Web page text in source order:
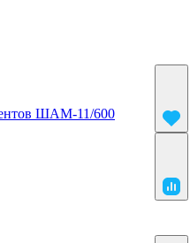
ШАМ-11/600